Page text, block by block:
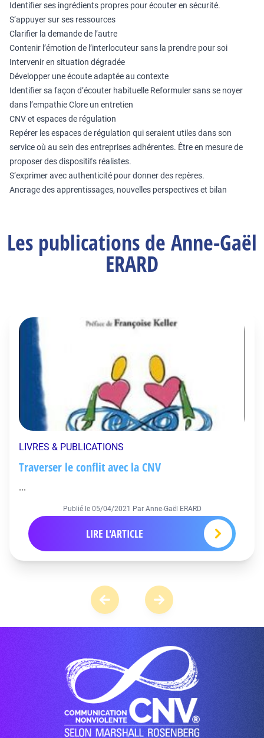
Identifier ses ingrédients propres pour écouter en sécurité.
S’appuyer sur ses ressources
Clarifier la demande de l’autre
Contenir l’émotion de l’interlocuteur sans la prendre pour soi
Intervenir en situation dégradée
Développer une écoute adaptée au contexte
Identifier sa façon d’écouter habituelle Reformuler sans se noyer
dans l’empathie Clore un entretien
CNV et espaces de régulation
Repérer les espaces de régulation qui seraient utiles dans son
service où au sein des entreprises adhérentes. Être en mesure de
proposer des dispositifs réalistes.
S’exprimer avec authenticité pour donner des repères.
Ancrage des apprentissages, nouvelles perspectives et bilan
Les publications de Anne-Gaël
ERARD
LIVRES & PUBLICATIONS
Traverser le conflit avec la CNV
...
Publié le 05/04/2021 Par Anne-Gaël ERARD
LIRE L'ARTICLE